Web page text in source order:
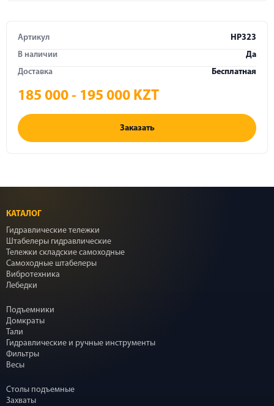
Артикул
HP323
В наличии
Да
Доставка
Бесплатная
185 000 - 195 000 KZT
Заказать
КАТАЛОГ
Гидравлические тележки
Штабелеры гидравлические
Тележки складские самоходные
Самоходные штабелеры
Вибротехника
Лебедки
Подъемники
Домкраты
Тали
Гидравлические и ручные инструменты
Фильтры
Весы
Столы подъемные
Захваты